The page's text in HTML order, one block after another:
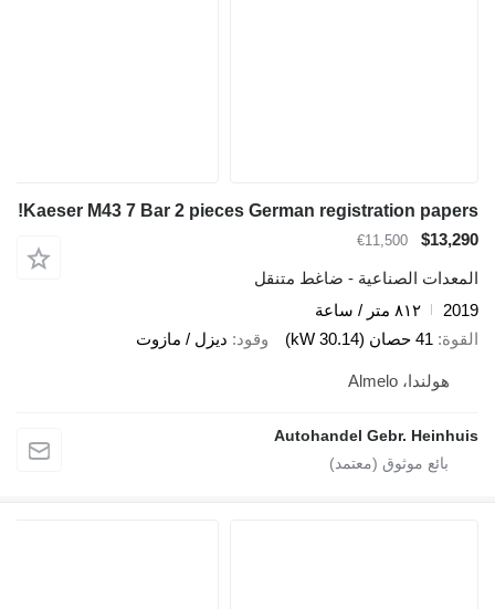
Kaeser M43 7 Bar 2 pieces German registration papers!
$13,290
€11,500
المعدات الصناعية - ضاغط متنقل
2019
٨١٢ متر / ساعة
القوة 41 حصان (30.14 kW) وقود ديزل / مازوت
هولندا، Almelo
Autohandel Gebr. Heinhuis